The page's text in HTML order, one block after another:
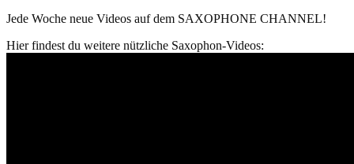
Jede Woche neue Videos auf dem SAXOPHONE CHANNEL!
Hier findest du weitere nützliche Saxophon-Videos: